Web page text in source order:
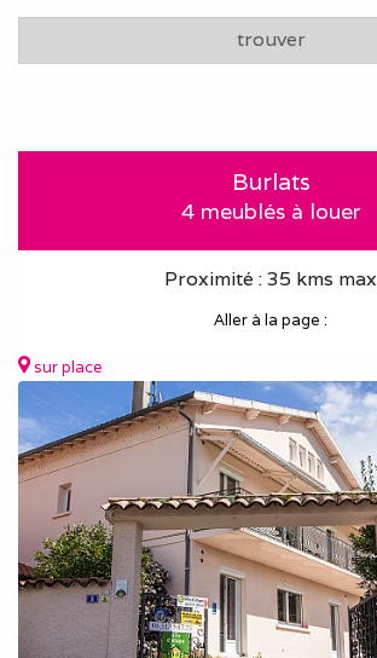
trouver
Burlats
4 meublés à louer
Proximité : 35 kms max
Aller à la page :
sur place